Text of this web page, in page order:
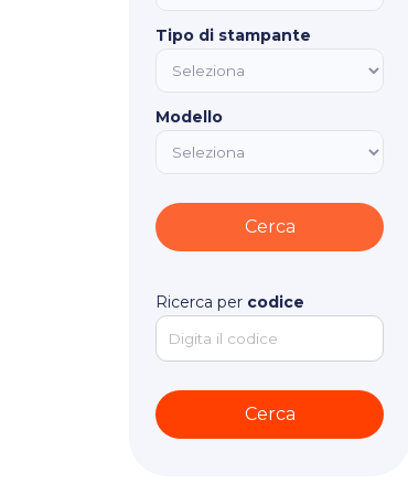
Tipo di stampante
Modello
Ricerca per codice